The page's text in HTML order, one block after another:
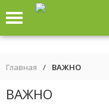
Главная / ВАЖНО
ВАЖНО